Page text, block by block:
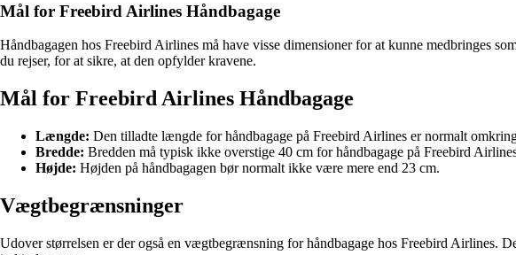
Mål for Freebird Airlines Håndbagage
Håndbagagen hos Freebird Airlines må have visse dimensioner for at kunne medbringes
du rejser, for at sikre, at den opfylder kravene.
Mål for Freebird Airlines Håndbagage
Længde: Den tilladte længde for håndbagage på Freebird Airlines er normalt
Bredde: Bredden må typisk ikke overstige 40 cm for håndbagage på Freebird
Højde: Højden på håndbagagen bør normalt ikke være mere end 23 cm.
Vægtbegrænsninger
Udover størrelsen er der også en vægtbegrænsning for håndbagage hos Freebird Airlines.